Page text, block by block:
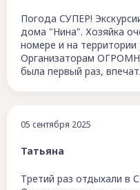
Погода СУПЕР!
дома "Нина". Хозяйка
номере и на
Организаторам
была первый раз,
05 сентября 2025
Татьяна
Третий раз отдыхали в